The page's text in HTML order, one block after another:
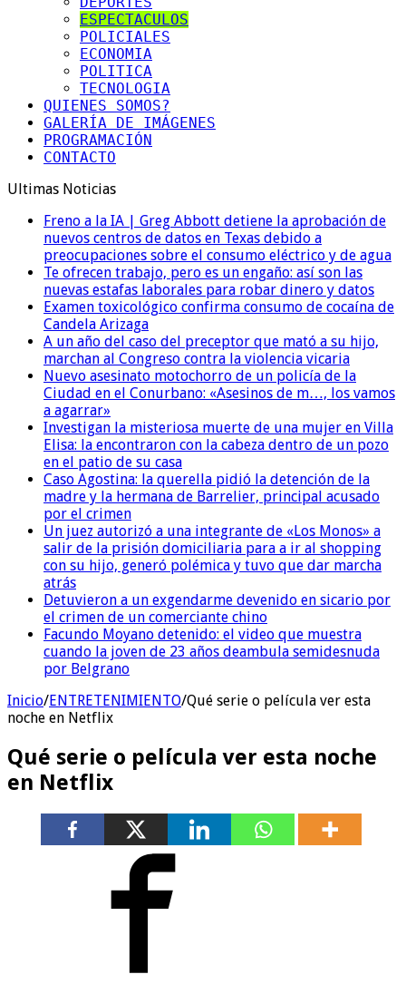
ESPECTACULOS
POLICIALES
ECONOMIA
POLITICA
TECNOLOGIA
QUIENES SOMOS?
GALERÍA DE IMÁGENES
PROGRAMACIÓN
CONTACTO
Ultimas Noticias
Freno a la IA | Greg Abbott detiene la aprobación de
nuevos centros de datos en Texas debido a
preocupaciones sobre el consumo eléctrico y de agua
Te ofrecen trabajo, pero es un engaño: así son las
nuevas estafas laborales para robar dinero y datos
Examen toxicológico confirma consumo de cocaína de
Candela Arizaga
A un año del caso del preceptor que mató a su hijo,
marchan al Congreso contra la violencia vicaria
Nuevo asesinato motochorro de un policía de la
Ciudad en el Conurbano: «Asesinos de m…, los vamos
a agarrar»
Investigan la misteriosa muerte de una mujer en Villa
Elisa: la encontraron con la cabeza dentro de un pozo
en el patio de su casa
Caso Agostina: la querella pidió la detención de la
madre y la hermana de Barrelier, principal acusado
por el crimen
Un juez autorizó a una integrante de «Los Monos» a
salir de la prisión domiciliaria para a ir al shopping
con su hijo, generó polémica y tuvo que dar marcha
atrás
Detuvieron a un exgendarme devenido en sicario por
el crimen de un comerciante chino
Facundo Moyano detenido: el video que muestra
cuando la joven de 23 años deambula semidesnuda
por Belgrano
Inicio/ENTRETENIMIENTO/Qué serie o película ver esta
noche en Netflix
Qué serie o película ver esta noche
en Netflix